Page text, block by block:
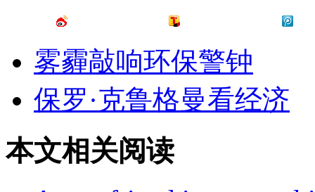
雾霾敲响环保警钟
保罗·克鲁格曼看经济
本文相关阅读